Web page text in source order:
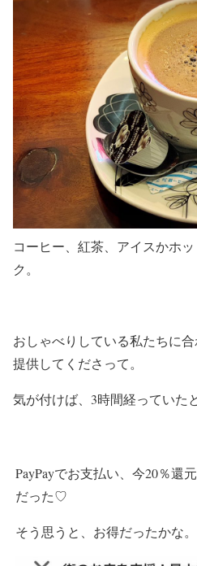
コーヒー、紅茶、アイスかホ
ク。
おしゃべりしている私たちに
提供してくださって。
気が付けば、3時間経っていた
PayPayでお支払い、今20％還
だった♡
そう思うと、お得だったかな。